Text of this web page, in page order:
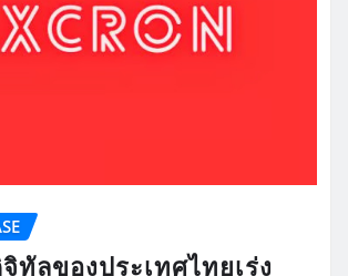
ทัลของประเทศไทยเร่ง